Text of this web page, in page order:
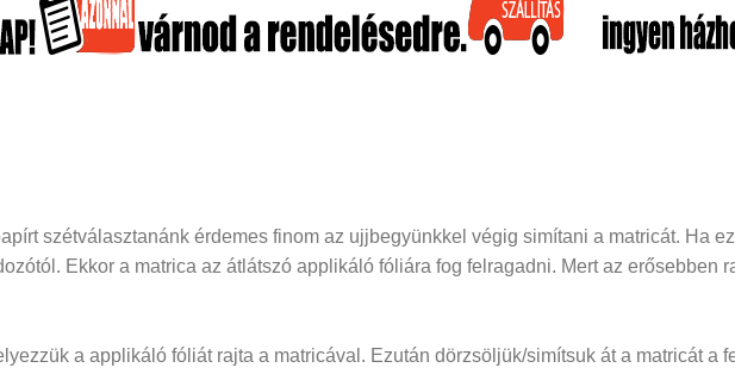
szétválasztanánk érdemes finom az ujjbegyünkkel végig simítani a matricát. Ha
Ekkor a matrica az átlátszó applikáló fóliára fog felragadni. Mert az erősebben
a applikáló fóliát rajta a matricával. Ezután dörzsöljük/simítsuk át a matricát a